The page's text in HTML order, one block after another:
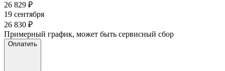
26 829 ₽
19 сентября
26 830 ₽
Примерный график, может быть сервисный сбор
Оплатить